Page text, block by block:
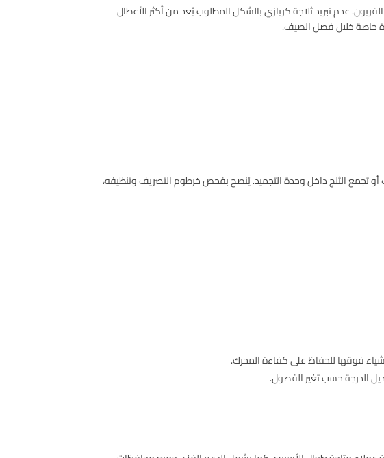
عدم تبريد ثلاجة كريازي بالشكل المطلوب يُعد من أكثر الأعطال
خاصة خلال فصل الصيف.
أو تجمع الثلج داخل وحدة التجميد. يُنصح بفحص خرطوم التصريف وتنظيفه،
فوقها للحفاظ على كفاءة المحرك.